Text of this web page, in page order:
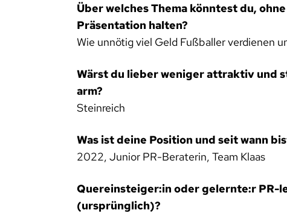
Über welches Thema könntest du,
Präsentation halten?
Wie unnötig viel Geld Fußballer verdienen
Wärst du lieber weniger attraktiv und
arm?
Steinreich
Was ist deine Position und seit wann
2022, Junior PR-Beraterin, Team Klaas
Quereinsteiger:in oder gelernte:r PR-
(ursprünglich)?